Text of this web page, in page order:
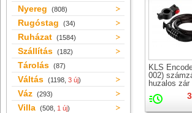
Nyereg (808)
Rugóstag (34)
Ruházat (1584)
Szállítás (182)
Tárolás (87)
Váltás (1198, 3 új)
Váz (293)
Villa (508, 1 új)
KLS
002)
huzalos zár